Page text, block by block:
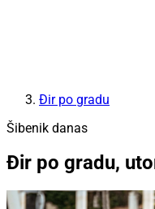
Đir po gradu
Šibenik danas
Đir po gradu,